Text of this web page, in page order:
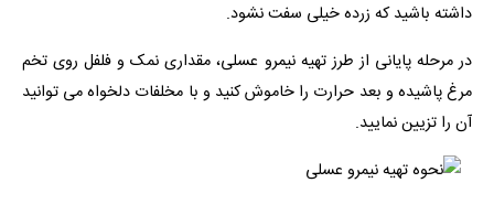
داشته باشید که زرده خیلی سفت نشود.
در مرحله پایانی از طرز تهیه نیمرو عسلی، مقداری نمک و فلفل روی تخم
مرغ پاشیده و بعد حرارت را خاموش کنید و با مخلفات دلخواه می توانید
آن را تزیین نمایید.